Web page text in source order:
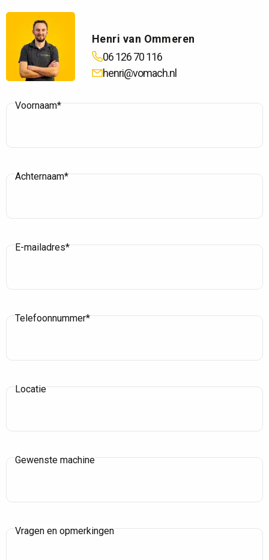
Henri van Ommeren
06 126 70 116
henri@vomach.nl
Voornaam*
Achternaam*
E-mailadres*
Telefoonnummer*
Locatie
Gewenste machine
Vragen en opmerkingen